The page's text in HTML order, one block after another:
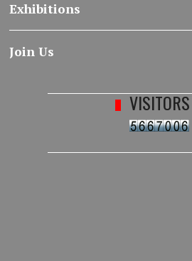
Exhibitions
Join Us
VISITORS